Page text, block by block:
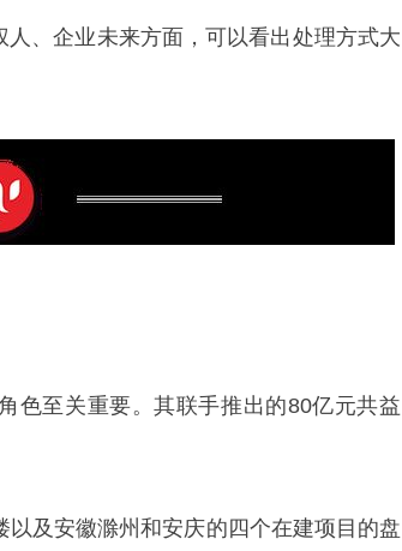
、企业未来方面，可以看出处理方式大
色至关重要。其联手推出的80亿元共益
及安徽滁州和安庆的四个在建项目的盘